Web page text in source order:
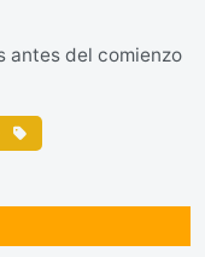
antes del comienzo